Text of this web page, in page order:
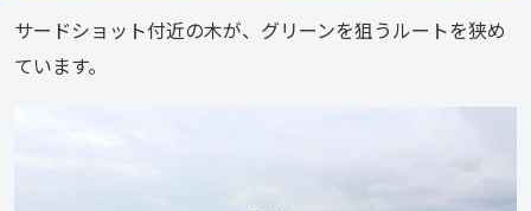
サードショット付近の木が、グリーンを狙うルートを狭め
ています。